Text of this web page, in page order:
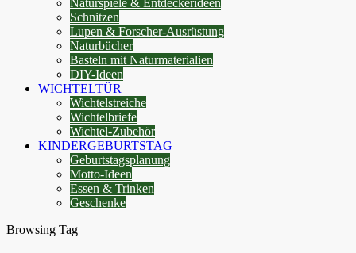
Schnitzen
Lupen & Forscher-Ausrüstung
Naturbücher
Basteln mit Naturmaterialien
DIY-Ideen
WICHTELTÜR
Wichtelstreiche
Wichtelbriefe
Wichtel-Zubehör
KINDERGEBURTSTAG
Geburtstagsplanung
Motto-Ideen
Essen & Trinken
Geschenke
Browsing Tag